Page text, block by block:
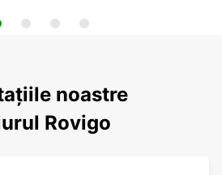
noastre
Rovigo